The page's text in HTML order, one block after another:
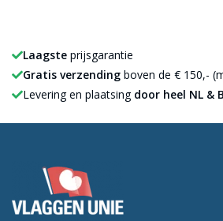
Laagste prijsgarantie
Gratis verzending boven de € 150,-
Levering en plaatsing door heel NL &